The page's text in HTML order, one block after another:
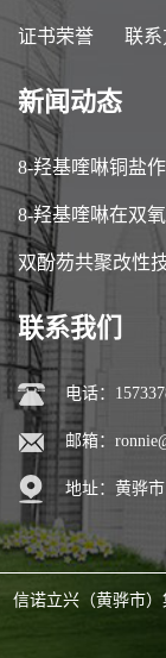
证书荣誉 联
新闻动态
8-羟基喹啉铜盐
8-羟基喹啉在双
双酚芴共聚改性
联系我们
电话：
邮箱：
地址：黄骅
信诺立兴（黄骅市）